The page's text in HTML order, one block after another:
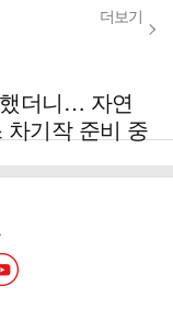
더보기
더니… 자연
기작 준비 중